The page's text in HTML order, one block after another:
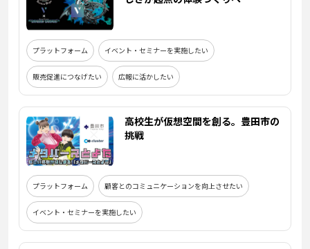
プラットフォーム イベント・セミナーを実施したい
販売促進につなげたい 広報に活かしたい
高校生が仮想空間を創る。豊田市の
挑戦
プラットフォーム 顧客とのコミュニケーションを向上させたい
イベント・セミナーを実施したい